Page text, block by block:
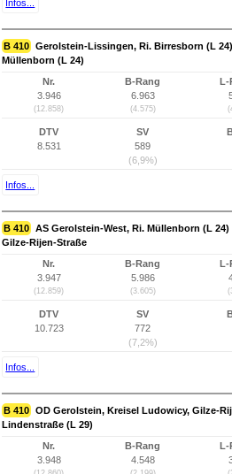
Infos...
B 410 Gerolstein-Lissingen, Ri. Birresborn (L
Müllenborn (L 24)
Nr.
3.946
(12.858)
B-Rang
6.963
(4.575)
DTV
8.531
SV
589
(6,9%)
Infos...
B 410 AS Gerolstein-West, Ri. Müllenborn (L
Gilze-Rijen-Straße
Nr.
3.947
(12.859)
B-Rang
5.986
(3.605)
DTV
10.723
SV
772
(7,2%)
Infos...
B 410 OD Gerolstein, Kreisel Ludowicy, Gilze-
Lindenstraße (L 29)
Nr.
3.948
B-Rang
4.548